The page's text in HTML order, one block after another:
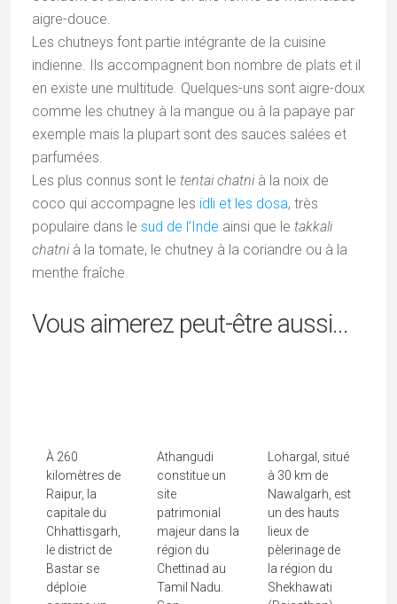
aigre-douce.
Les chutneys font partie intégrante de la cuisine
indienne. Ils accompagnent bon nombre de plats et il
en existe une multitude. Quelques-uns sont aigre-doux
comme les chutney à la mangue ou à la papaye par
exemple mais la plupart sont des sauces salées et
parfumées.
Les plus connus sont le tentai chatnià la noix de
coco qui accompagne les idli et les dosa, très
populaire dans le sud de l’Inde ainsi que le takkali
chatnià la tomate, le chutney à la coriandre ou à la
menthe fraîche.
Vous aimerez peut-être aussi...
À 260
kilomètres de
Raipur, la
capitale du
Chhattisgarh,
le district de
Bastar se
déploie
Athangudi
constitue un
site
patrimonial
majeur dans la
région du
Chettinad au
Tamil Nadu.
Lohargal, situé
à 30 km de
Nawalgarh, est
un des hauts
lieux de
pèlerinage de
la région du
Shekhawati